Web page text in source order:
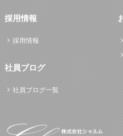
採用情報
採用情報
社員ブログ
社員ブログ一覧